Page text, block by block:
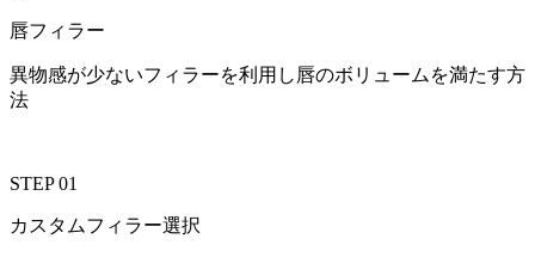
唇フィラー
異物感が少ないフィラーを利用し唇のボリュームを満たす方
法
STEP 01
カスタムフィラー選択